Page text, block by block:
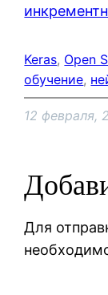
Keras, Open
обучение,
12 февраля,
Для